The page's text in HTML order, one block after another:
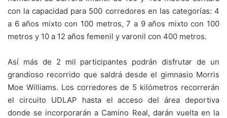
con la capacidad para 500 corredores en las categorías: 4
a 6 años mixto con 100 metros, 7 a 9 años mixto con 100
metros y 10 a 12 años femenil y varonil con 400 metros.
Así más de 2 mil participantes podrán disfrutar de un
grandioso recorrido que saldrá desde el gimnasio Morris
Moe Williams. Los corredores de 5 kilómetros recorrerán
el circuito UDLAP hasta el acceso del área deportiva
donde se incorporarán a Camino Real, darán vuelta en la